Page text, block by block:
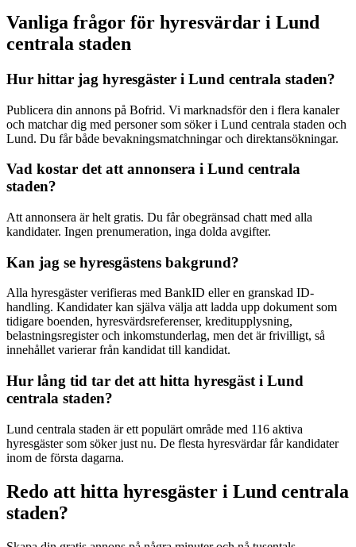
Vanliga frågor för hyresvärdar i Lund
centrala staden
Hur hittar jag hyresgäster i Lund centrala staden?
Publicera din annons på Bofrid. Vi marknadsför den i flera kanaler
och matchar dig med personer som söker i Lund centrala staden och
Lund. Du får både bevakningsmatchningar och direktansökningar.
Vad kostar det att annonsera i Lund centrala
staden?
Att annonsera är helt gratis. Du får obegränsad chatt med alla
kandidater. Ingen prenumeration, inga dolda avgifter.
Kan jag se hyresgästens bakgrund?
Alla hyresgäster verifieras med BankID eller en granskad ID-
handling. Kandidater kan själva välja att ladda upp dokument som
tidigare boenden, hyresvärdsreferenser, kreditupplysning,
belastningsregister och inkomstunderlag, men det är frivilligt, så
innehållet varierar från kandidat till kandidat.
Hur lång tid tar det att hitta hyresgäst i Lund
centrala staden?
Lund centrala staden är ett populärt område med 116 aktiva
hyresgäster som söker just nu. De flesta hyresvärdar får kandidater
inom de första dagarna.
Redo att hitta hyresgäster i Lund centrala
staden?